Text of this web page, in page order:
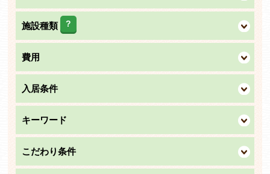
施設種類 ?
費用
入居条件
キーワード
こだわり条件